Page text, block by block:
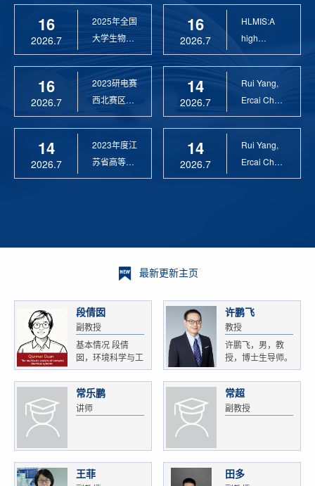
16
2026.7
2025年全国
大学生物联
网设计竞赛
16
2026.7
2023研电赛
西北赛区优
秀指导教师
14
2026.7
2023年度江
苏省高等学
校科学技术
16
2026.7
HLMIS:A
high
Resolution
14
2026.7
Rui Yang,
Ercai Chen
and
14
2026.7
Rui Yang,
Ercai Chen
and
最新更新主页
段倩囡
副教授
基本情况 段倩
囡，环境科学与工
程...
许鹏飞
教授
许鹏飞，男，教
授，博士生导师。
获...
常乐鹏
讲师
常超
副教授
王菲 田多